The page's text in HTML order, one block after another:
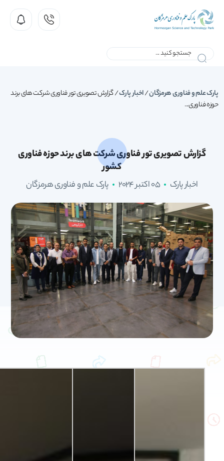
پارک علم و فناوری هرمزگان/اخبار پارک/گزارش تصویری تور فناوری شرکت های برند
حوزه فناوری...
گزارش تصویری تور فناوری شرکت های برند حوزه فناوری
کشور
اخبار پارک 05 اکتبر 2024 پارک علم و فناوری هرمزگان